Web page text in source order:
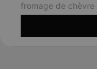
fromage de chèvre